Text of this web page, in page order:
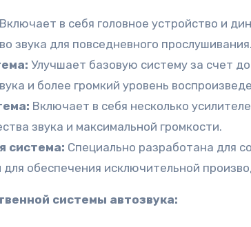
Включает в себя головное устройство и
звука для повседневного прослушивания.
Улучшает базовую систему за счет
и более громкий уровень
Включает в себя несколько
звука и максимальной громкости.
система: Специально разработана для
обеспечения исключительной
системы автозвука: